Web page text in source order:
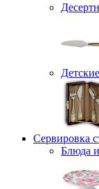
Сервировка
Блюда